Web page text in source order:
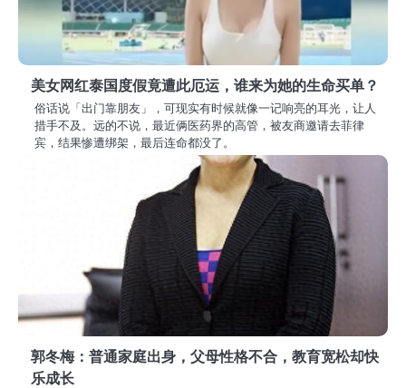
美女网红泰国度假竟遭此厄运，谁来为她的生命买单？
俗话说「出门靠朋友」，可现实有时候就像一记响亮的耳光，让人
措手不及。远的不说，最近俩医药界的高管，被友商邀请去菲律
宾，结果惨遭绑架，最后连命都没了。
郭冬梅：普通家庭出身，父母性格不合，教育宽松却快
乐成长